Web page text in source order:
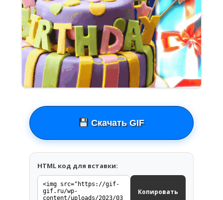
Скачать GIF
HTML код для вставки:
Копировать